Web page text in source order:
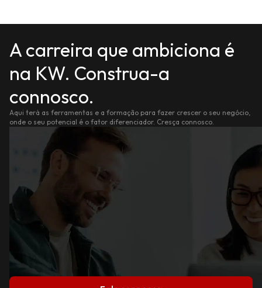
A carreira que ambiciona é
na KW. Construa-a
connosco.
Aqui terá as ferramentas e a formação para fazer crescer o seu negócio,
onde o seu potencial é o fator diferenciador. Cresça connosco.